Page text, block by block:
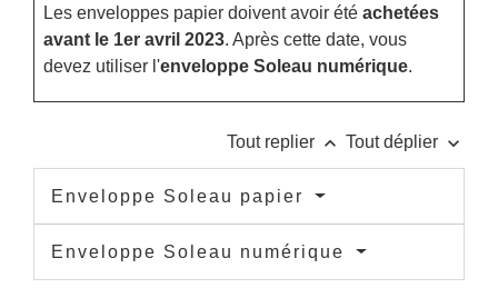
Les enveloppes papier doivent avoir été achetées
avant le 1er avril 2023. Après cette date, vous
devez utiliser l'enveloppe Soleau numérique.
Tout replier keyboard_arrow_up Tout déplier keyboard_arrow_down
Enveloppe Soleau papier
Enveloppe Soleau numérique